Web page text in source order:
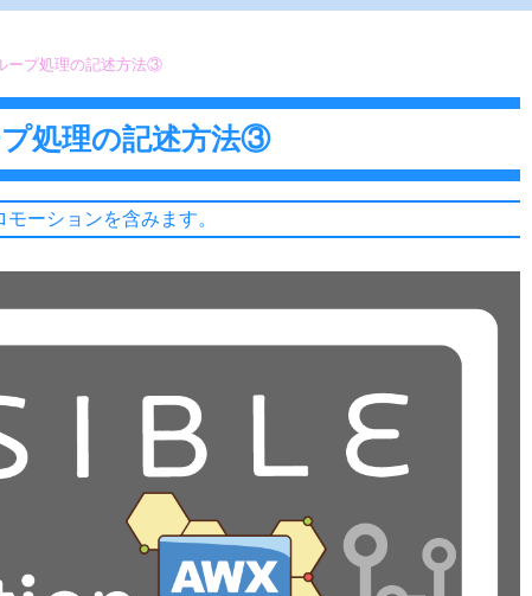
ープ処理の記述方法③
処理の記述方法③
ーションを含みます。